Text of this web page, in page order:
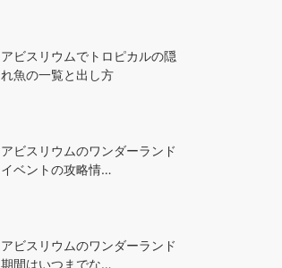
アビスリウムでトロピカルの隠
れ魚の一覧と出し方
アビスリウムのワンダーランド
イベントの攻略情…
アビスリウムのワンダーランド
期間はいつまでな…